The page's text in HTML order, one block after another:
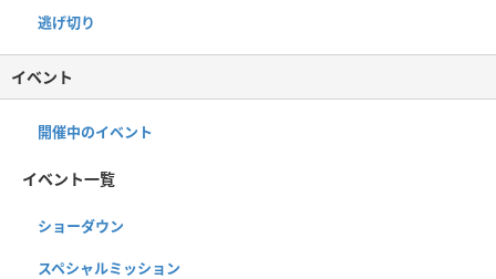
逃げ切り
イベント
開催中のイベント
イベント一覧
ショーダウン
スペシャルミッション